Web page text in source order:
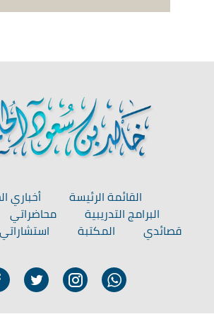
القائمة الرئيسة
أخباري
البرامج التدريبية
محاضراتي
قصائدي
المكتبة استشاراتي